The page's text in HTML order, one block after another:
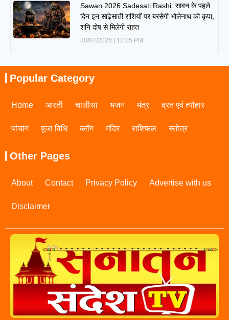
Sawan 2026 Sadesati Rashi: सावन के पहले
दिन इन साढ़ेसाती राशियों पर बरसेगी भोलेनाथ की कृपा,
शनि दोष से मिलेगी राहत
30/07/2026 12:05 PM
Popular Category
Home आरती चालीसा भजन मंत्र व्रत एवं त्यौहार
पांचांग पूजा विधि ब्लॉग मंदिर राशिफल स्तोत्र
Other Pages
About Contact Privacy Policy Advertise with us
Disclaimer